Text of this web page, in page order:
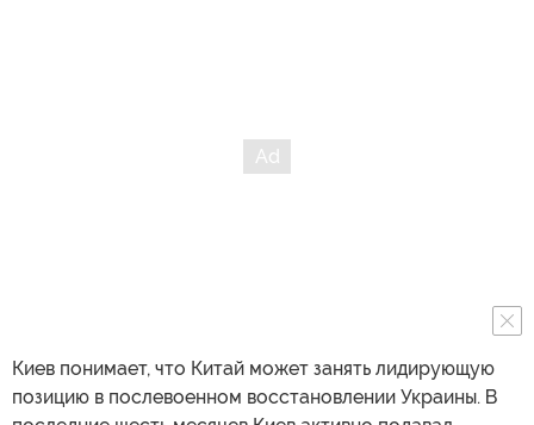
Киев понимает, что Китай может занять лидирующую
позицию в послевоенном восстановлении Украины. В